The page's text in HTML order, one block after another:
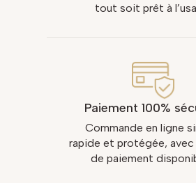
tout soit prêt à
Paiement 100%
Commande en ligne
rapide et protégée,
de paiement